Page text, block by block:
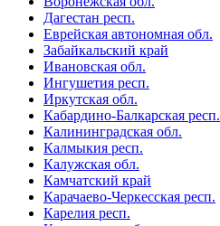
Дагестан респ.
Еврейская автономная обл.
Забайкальский край
Ивановская обл.
Ингушетия респ.
Иркутская обл.
Кабардино-Балкарская респ.
Калининградская обл.
Калмыкия респ.
Калужская обл.
Камчатский край
Карачаево-Черкесская респ.
Карелия респ.